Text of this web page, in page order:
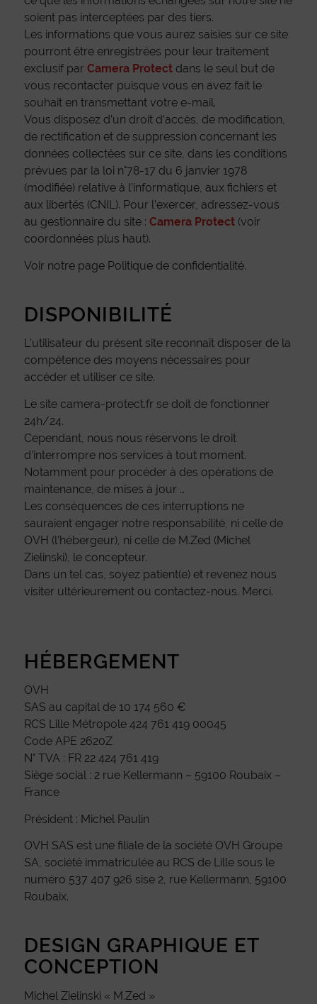
soient pas interceptées par des tiers.
Les informations que vous aurez saisies sur ce site
pourront être enregistrées pour leur traitement
exclusif par Camera Protectdans le seul but de
vous recontacter puisque vous en avez fait le
souhait en transmettant votre e-mail.
Vous disposez d’un droit d’accès, de modification,
de rectification et de suppression concernant les
données collectées sur ce site, dans les conditions
prévues par la loi n°78-17 du 6 janvier 1978
(modifiée) relative à l’informatique, aux fichiers et
aux libertés (CNIL). Pour l’exercer, adressez-vous
au gestionnaire du site : Camera Protect(voir
coordonnées plus haut).
Voir notre page Politique de confidentialité.
DISPONIBILITÉ
L’utilisateur du présent site reconnaît disposer de la
compétence des moyens nécessaires pour
accéder et utiliser ce site.
Le site camera-protect.fr se doit de fonctionner
24h/24.
Cependant, nous nous réservons le droit
d’interrompre nos services à tout moment.
Notamment pour procéder à des opérations de
maintenance, de mises à jour …
Les conséquences de ces interruptions ne
sauraient engager notre responsabilité, ni celle de
OVH (l’hébergeur), ni celle de M.Zed (Michel
Zielinski), le concepteur.
Dans un tel cas, soyez patient(e) et revenez nous
visiter ultérieurement ou contactez-nous. Merci.
HÉBERGEMENT
OVH
SAS au capital de 10 174 560 €
RCS Lille Métropole 424 761 419 00045
Code APE 2620Z
N° TVA : FR 22 424 761 419
Siège social : 2 rue Kellermann – 59100 Roubaix –
France
Président : Michel Paulin
OVH SAS est une filiale de la société OVH Groupe
SA, société immatriculée au RCS de Lille sous le
numéro 537 407 926 sise 2, rue Kellermann, 59100
Roubaix.
DESIGN GRAPHIQUE ET
CONCEPTION
Michel Zielinski « M.Zed »